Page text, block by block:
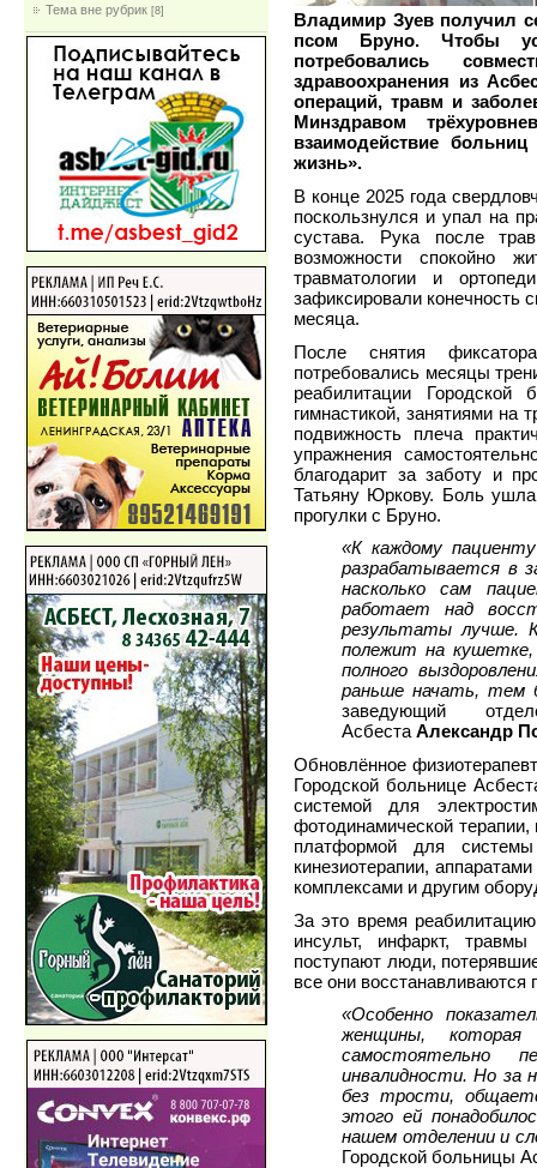
Тема вне рубрик [8]
Владимир Зуев получил
псом Бруно. Чтобы
потребовались
здравоохранения из
операций, травм и
Минздравом
взаимодействие
жизнь».
В конце 2025 года
поскользнулся и упал на
сустава. Рука после
возможности спокойно
травматологии и
зафиксировали конечность
месяца.
После снятия
потребовались месяцы
реабилитации
гимнастикой, занятиями на
подвижность плеча
упражнения
благодарит за заботу и
Татьяну Юркову. Боль
прогулки с Бруно.
«К каждому
разрабатывается в
насколько сам
работает над
результаты лучше.
полежит на
полного
раньше начать, тем
заведующий
Асбеста Александр
Обновлённое
Городской больнице
системой для
фотодинамической терапии,
платформой для
кинезиотерапии,
комплексами и другим
За это время
инсульт, инфаркт,
поступают люди,
все они восстанавливаются
«Особенно
женщины,
самостоятельно
инвалидности. Но за
без трости,
этого ей
нашем отделении и
Городской больницы